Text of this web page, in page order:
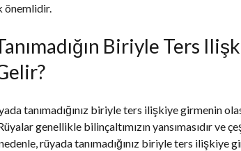
önemlidir.
Biriyle Ters
tanımadığınız biriyle ters ilişkiye girmenin
genellikle bilinçaltımızın yansımasıdır ve
rüyada tanımadığınız biriyle ters ilişkiye